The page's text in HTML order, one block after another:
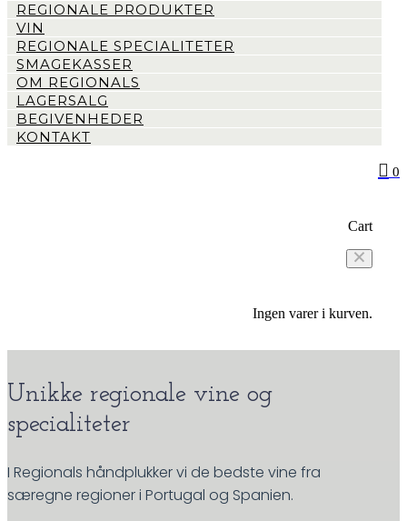
REGIONALE PRODUKTER
VIN
REGIONALE SPECIALITETER
SMAGEKASSER
OM REGIONALS
LAGERSALG
BEGIVENHEDER
KONTAKT
0
Cart
Ingen varer i kurven.
Unikke regionale vine og
specialiteter
I Regionals håndplukker vi de bedste vine fra
særegne regioner i Portugal og Spanien.